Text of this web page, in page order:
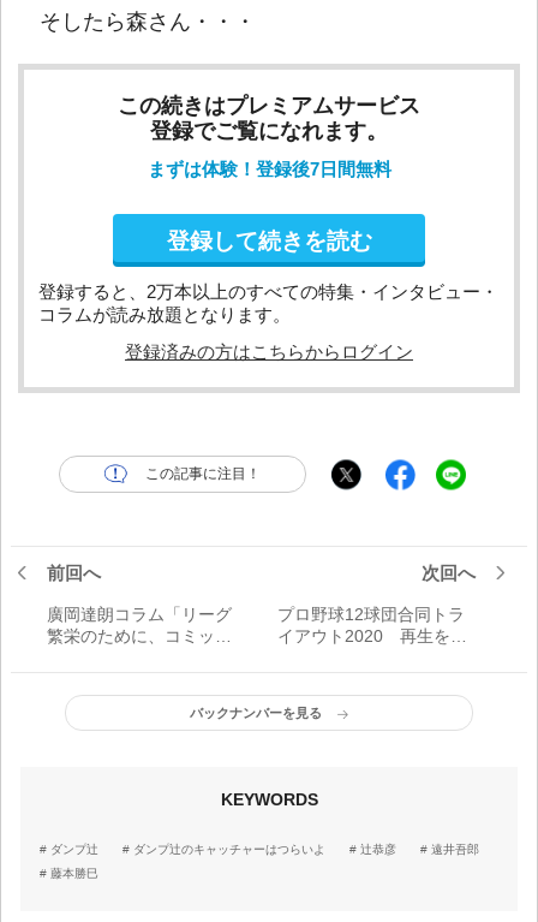
そしたら森さん・・・
この続きはプレミアムサービス
登録でご覧になれます。
まずは体験！登録後7日間無料
登録して続きを読む
登録すると、2万本以上のすべての特集・インタビュー・
コラムが読み放題となります。
登録済みの方はこちらからログイン
この記事に注目！
前回へ
廣岡達朗コラム「リーグ
繁栄のために、コミッシ
次回へ
プロ野球12球団合同トラ
イアウト2020 再生を誓
ツラツ、アピール
バックナンバーを見る
KEYWORDS
ダンプ辻 ダンプ辻のキャッチャーはつらいよ 辻恭彦
遠井吾郎
藤本勝巳